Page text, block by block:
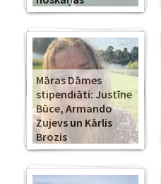
Māras Dāmes
stipendiāti: Justīne
Būce, Armando
Zujevs un Kārlis
Brozis